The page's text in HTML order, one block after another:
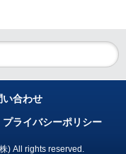
い合わせ
プライバシーポリシー
) All rights reserved.